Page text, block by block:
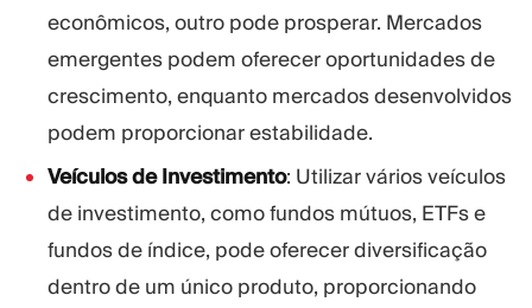
econômicos, outro pode prosperar. Mercados
emergentes podem oferecer oportunidades de
crescimento, enquanto mercados desenvolvidos
podem proporcionar estabilidade.
Veículos de Investimento: Utilizar vários veículos
de investimento, como fundos mútuos, ETFs e
fundos de índice, pode oferecer diversificação
dentro de um único produto, proporcionando